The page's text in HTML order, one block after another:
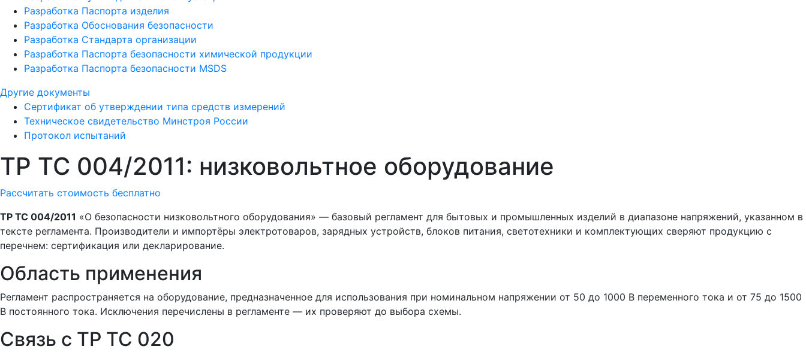
Разработка Паспорта изделия
Разработка Обоснования безопасности
Разработка Стандарта организации
Разработка Паспорта безопасности химической продукции
Разработка Паспорта безопасности MSDS
Другие документы
Сертификат об утверждении типа средств измерений
Техническое свидетельство Минстроя России
Протокол испытаний
ТР ТС 004/2011: низковольтное оборудование
Рассчитать стоимость бесплатно
ТР ТС 004/2011 «О безопасности низковольтного оборудования» — базовый регламент для бытовых и промышленных изделий в диапазоне напряжений, указанном в
тексте регламента. Производители и импортёры электротоваров, зарядных устройств, блоков питания, светотехники и комплектующих сверяют продукцию с
перечнем: сертификация или декларирование.
Область применения
Регламент распространяется на оборудование, предназначенное для использования при номинальном напряжении от 50 до 1000 В переменного тока и от 75 до 1500
В постоянного тока. Исключения перечислены в регламенте — их проверяют до выбора схемы.
Связь с ТР ТС 020